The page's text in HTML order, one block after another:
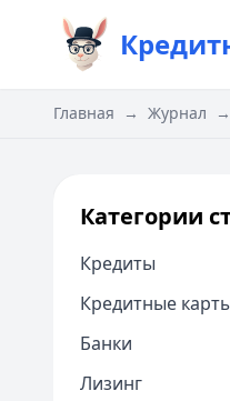
Главная → Журнал →
Категории
Кредиты
Кредитные
Банки
Лизинг